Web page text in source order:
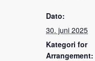
Dato:
30. juni 2025
Kategori for
Arrangement: